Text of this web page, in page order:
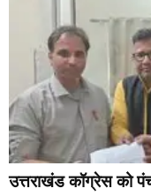
उत्तराखंड कॉग्रेस को